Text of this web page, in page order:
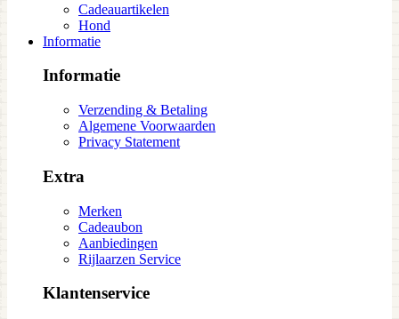
Cadeauartikelen
Hond
Informatie
Informatie
Verzending & Betaling
Algemene Voorwaarden
Privacy Statement
Extra
Merken
Cadeaubon
Aanbiedingen
Rijlaarzen Service
Klantenservice